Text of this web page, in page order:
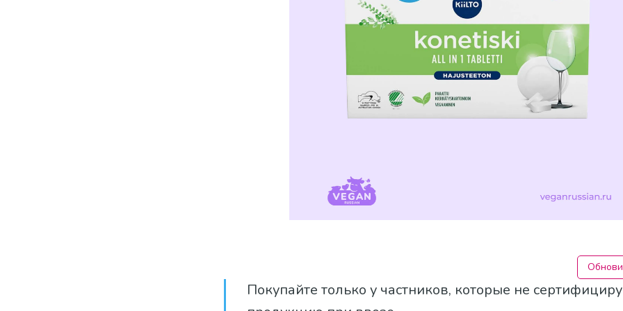
Покупайте только у частников, которые не